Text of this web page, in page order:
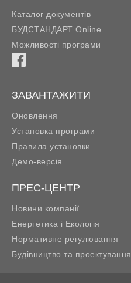
Каталог документів
БУДСТАНДАРТ Online
Можливості програми
ЗАВАНТАЖИТИ
Оновлення
Установка програми
Правила установки
Демо-версія
ПРЕС-ЦЕНТР
Новини компанії
Енергетика і Екологія
Нормативне регулювання
Будівництво та проектування